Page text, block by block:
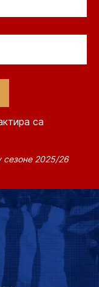
са
сезоне 2025/26